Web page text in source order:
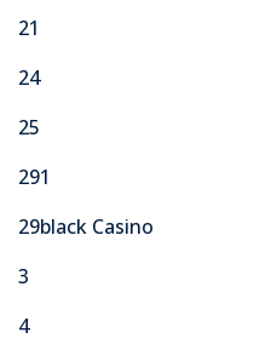
21
24
25
291
29black Casino
3
4